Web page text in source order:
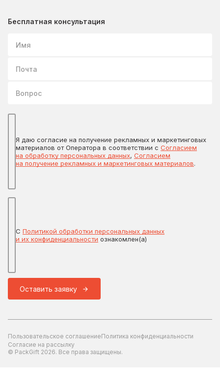
Бесплатная консультация
Я даю согласие на получение рекламных и маркетинговых
материалов от Оператора в соответствии с Согласием
на обработку персональных данных, Согласием
на получение рекламных и маркетинговых материалов.
С Политикой обработки персональных данных
и их конфиденциальности ознакомлен(а)
Оставить заявку
Пользовательское соглашениеПолитика конфиденциальности
Согласие на рассылку
© PackGift 2026. Все права защищены.